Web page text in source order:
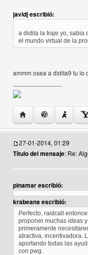
perfil del usuario
javidj escribió:
a didita la traje yo, sabia
el mundo virtual de la
ammm osea a didita9 tu lo
Visitar sitio web del
usuario
27-01-2014, 01:29
Título del mensaje: Re:
pinamar escribió:
krabeans escribió:
Perfecto, raidcall
proponer muchas ideas
primeramente
atractiva, incentivadora.
aportando todas las
con pwg.